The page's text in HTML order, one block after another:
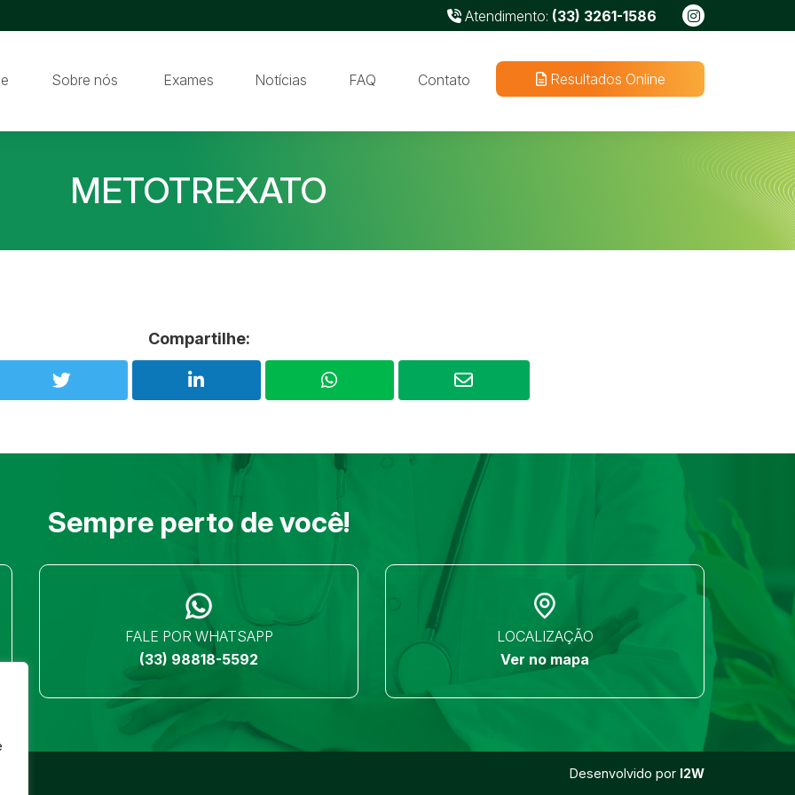
Atendimento: (33) 3261-1586
Sobre nós Exames Notícias FAQ Contato Resultados Online
METOTREXATO
Compartilhe:
Sempre perto de você!
FALE POR WHATSAPP
(33) 98818-5592
LOCALIZAÇÃO
Ver no mapa
Desenvolvido por I2W